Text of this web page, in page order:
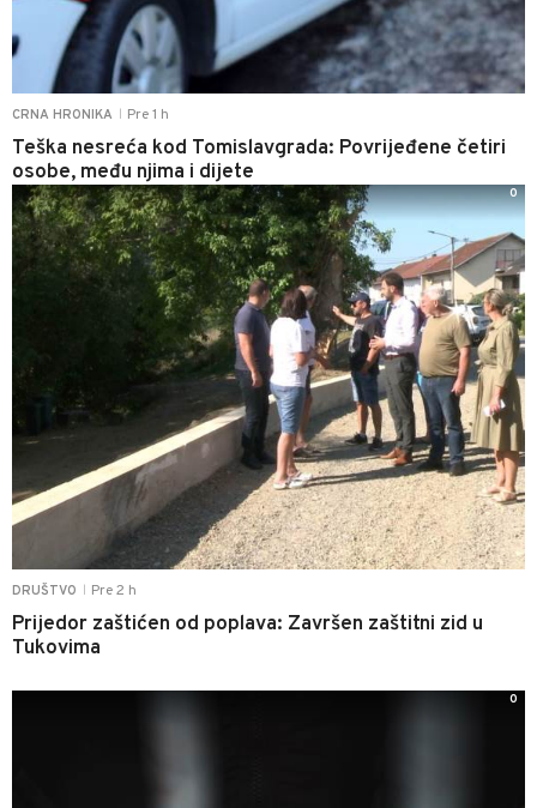
CRNA HRONIKA Pre 1 h
Teška nesreća kod Tomislavgrada: Povrijeđene četiri
osobe, među njima i dijete
DRUŠTVO Pre 2 h
Prijedor zaštićen od poplava: Završen zaštitni zid u
Tukovima
0
0